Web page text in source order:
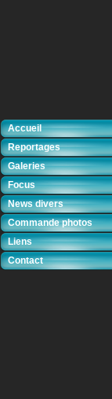
Accueil
Reportages
Galeries
Focus
News divers
Commande photos
Liens
Contact